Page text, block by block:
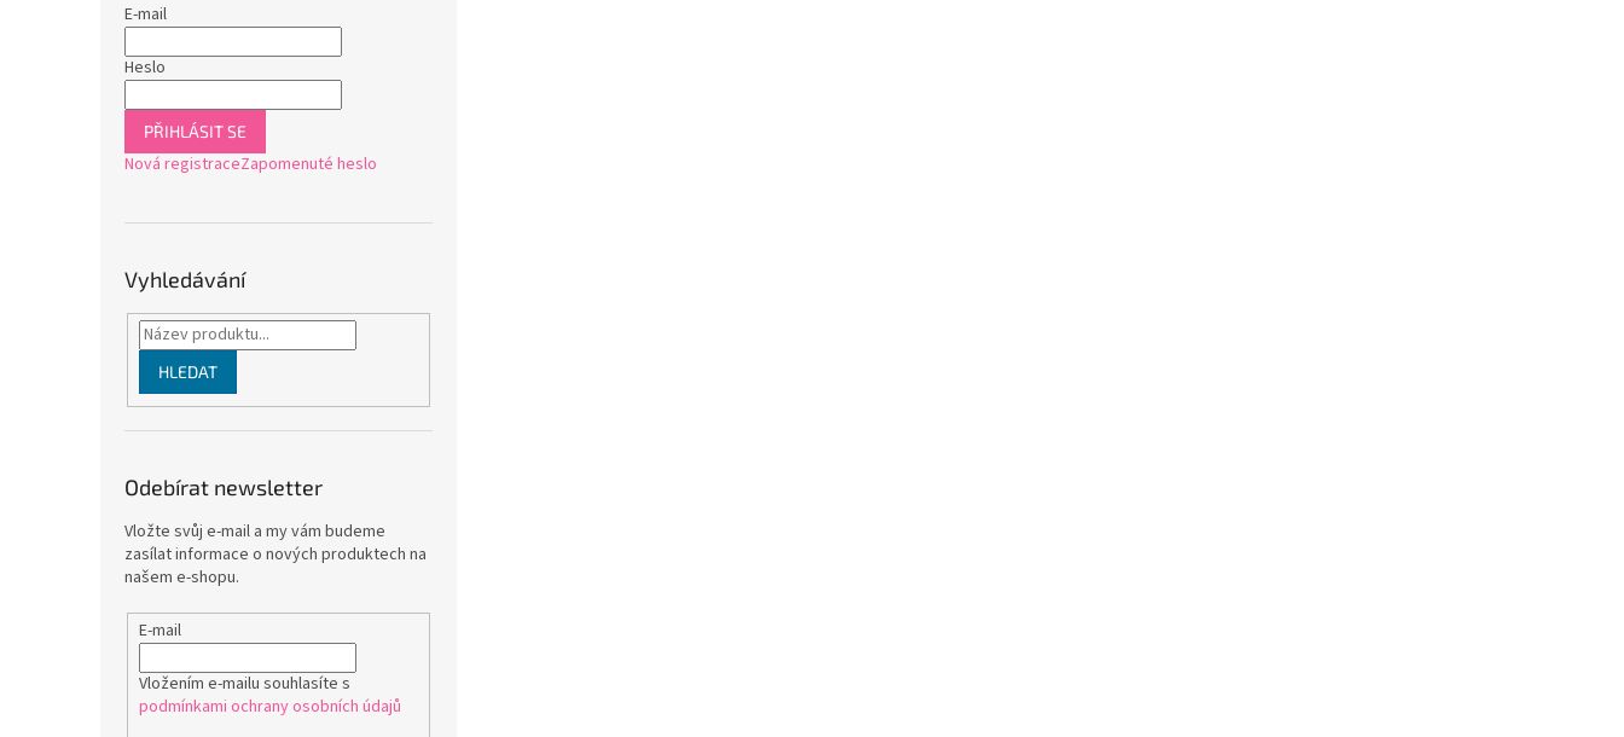
E-mail
Heslo
PŘIHLÁSIT SE
Nová registraceZapomenuté heslo
Vyhledávání
HLEDAT
Odebírat newsletter
Vložte svůj e-mail a my vám budeme
zasílat informace o nových produktech na
našem e-shopu.
E-mail
Vložením e-mailu souhlasíte s
podmínkami ochrany osobních údajů